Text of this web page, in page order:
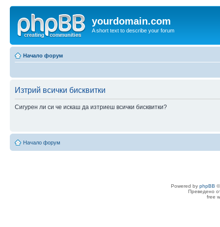
yourdomain.com
A short text to describe your forum
Начало форум
Изтрий всички бисквитки
Сигурен ли си че искаш да изтриеш всички бисквитки?
Начало форум
Powered by phpBB
Преведено
free